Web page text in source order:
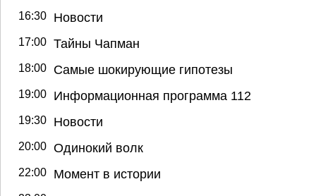
16:30 Новости
17:00 Тайны Чапман
18:00 Самые шокирующие гипотезы
19:00 Информационная программа 112
19:30 Новости
20:00 Одинокий волк
22:00 Момент в истории